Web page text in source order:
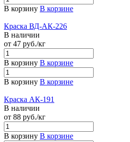
В корзину В корзине
Краска ВД-АК-226
В наличии
от 47 руб./кг
В корзину В корзине
В корзину В корзине
Краска АК-191
В наличии
от 88 руб./кг
В корзину В корзине